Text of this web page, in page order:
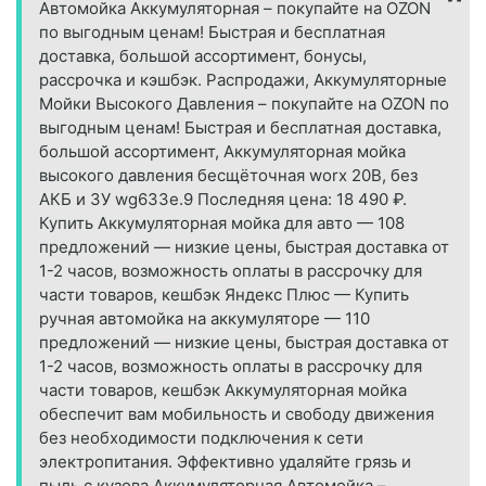
Автомойка Аккумуляторная – покупайте на OZON
по выгодным ценам! Быстрая и бесплатная
доставка, большой ассортимент, бонусы,
рассрочка и кэшбэк. Распродажи, Аккумуляторные
Мойки Высокого Давления – покупайте на OZON по
выгодным ценам! Быстрая и бесплатная доставка,
большой ассортимент, Аккумуляторная мойка
высокого давления бесщёточная worx 20В, без
АКБ и ЗУ wg633e.9 Последняя цена: 18 490 ₽.
Купить Аккумуляторная мойка для авто — 108
предложений — низкие цены, быстрая доставка от
1-2 часов, возможность оплаты в рассрочку для
части товаров, кешбэк Яндекс Плюс — Купить
ручная автомойка на аккумуляторе — 110
предложений — низкие цены, быстрая доставка от
1-2 часов, возможность оплаты в рассрочку для
части товаров, кешбэк Аккумуляторная мойка
обеспечит вам мобильность и свободу движения
без необходимости подключения к сети
электропитания. Эффективно удаляйте грязь и